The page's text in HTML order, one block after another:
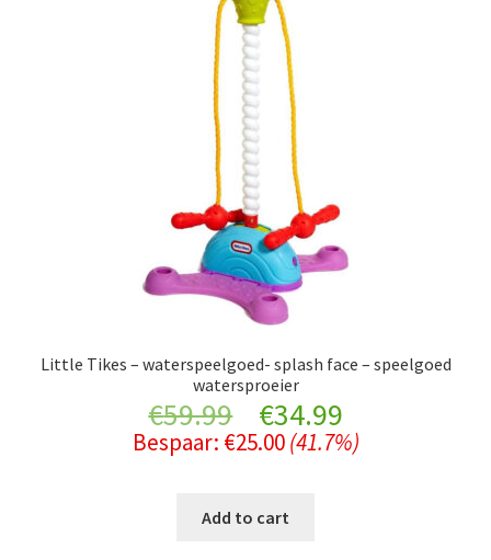
Little Tikes – waterspeelgoed- splash face – speelgoed
watersproeier
€59.99
Original
price
was:
€34.99Current
price
Bespaar: €25.00 (41.7%)
Add to cart